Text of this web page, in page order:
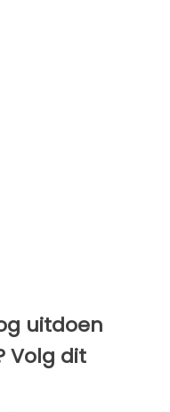
uitdoen
Volg dit